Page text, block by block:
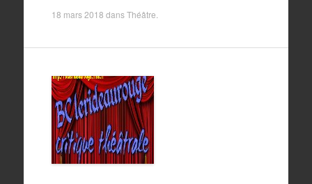
18 mars 2018 dansThéâtre